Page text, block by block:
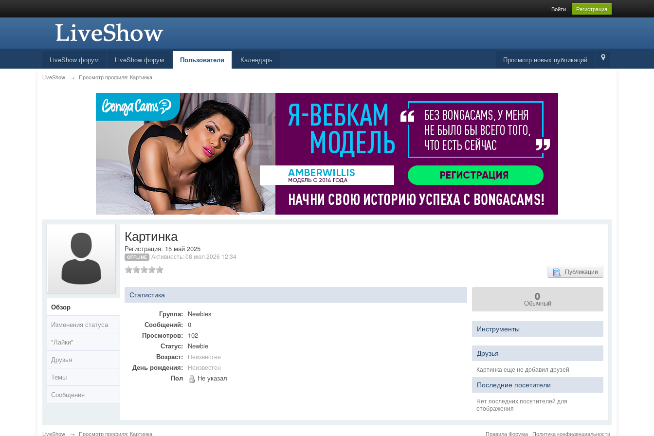
Войти Регистрация
Просмотр новых публикаций
LiveShow форум LiveShow форум Пользователи Календарь
LiveShow → Просмотр профиля: Картинка
Обзор
Изменения статуса
"Лайки"
Друзья
Темы
Сообщения
Картинка
Регистрация: 15 май 2025
OFFLINE
Активность: 08 июл 2026 12:34
Публикации
Статистика
Группа: Newbies
Сообщений: 0
Просмотров: 102
Статус: Newbie
Возраст:
Неизвестен
День рождения: Неизвестен
Пол Не указал
0
Обычный
Инструменты
Друзья
Картинка еще не добавил друзей
Последние посетители
Нет последних посетителей для
отображения
LiveShow → Просмотр профиля: Картинка Политика конфиденциальности
Правила Форума·